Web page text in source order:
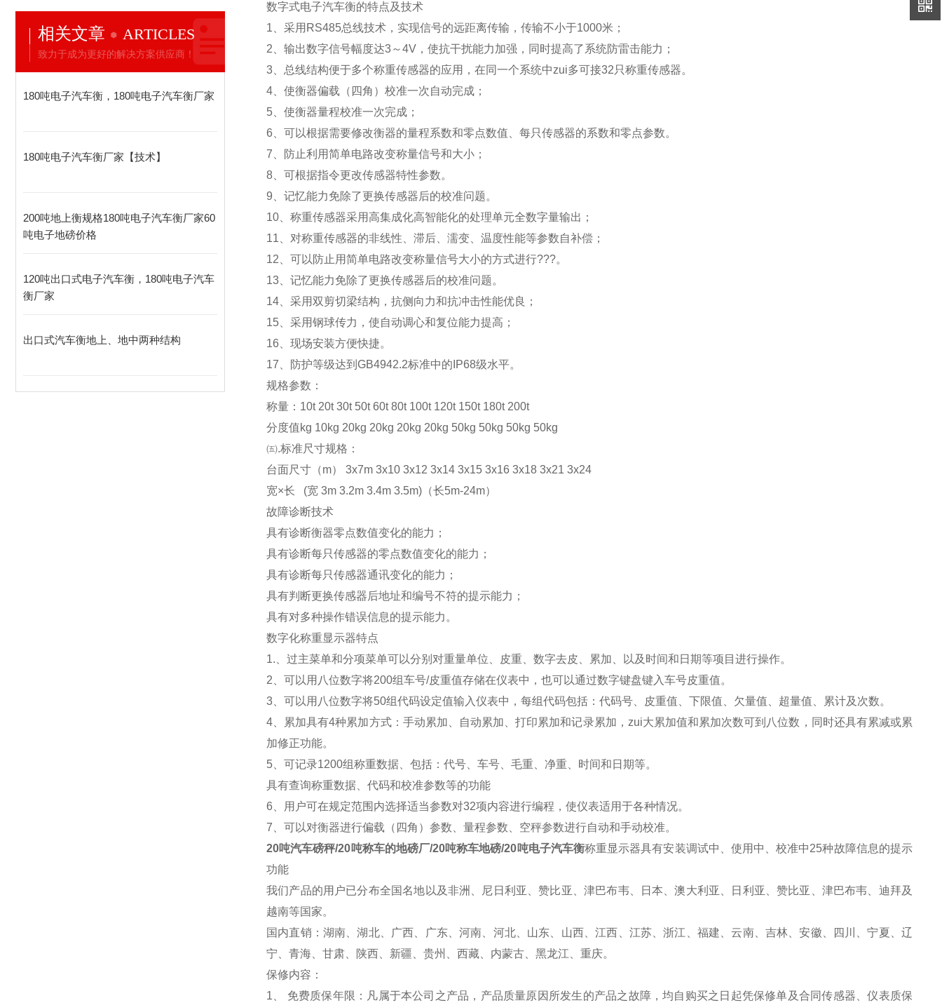
相关文章 ARTICLES
致力于成为更好的解决方案供应商！
180吨电子汽车衡，180吨电子汽车衡厂家
180吨电子汽车衡厂家【技术】
200吨地上衡规格180吨电子汽车衡厂家60
吨电子地磅价格
120吨出口式电子汽车衡，180吨电子汽车
衡厂家
出口式汽车衡地上、地中两种结构
数字式电子汽车衡的特点及技术
1 、采用RS485总线技术，实现信号的远距离传输，传输不小于1000米；
2 、输出数字信号幅度达3～4V，使抗干扰能力加强，同时提高了系统防雷击能力；
3 、总线结构便于多个称重传感器的应用，在同一个系统中zui多可接32只称重传感器。
4 、使衡器偏载（四角）校准一次自动完成；
5 、使衡器量程校准一次完成；
6 、可以根据需要修改衡器的量程系数和零点数值、每只传感器的系数和零点参数。
7 、防止利用简单电路改变称量信号和大小；
8 、可根据指令更改传感器特性参数。
9 、记忆能力免除了更换传感器后的校准问题。
10 、称重传感器采用高集成化高智能化的处理单元全数字量输出；
11 、对称重传感器的非线性、滞后、濡变、温度性能等参数自补偿；
12 、可以防止用简单电路改变称量信号大小的方式进行???。
13 、记忆能力免除了更换传感器后的校准问题。
14 、采用双剪切梁结构，抗侧向力和抗冲击性能优良；
15 、采用钢球传力，使自动调心和复位能力提高；
16 、现场安装方便快捷。
17 、防护等级达到GB4942.2标准中的IP68级水平。
规格参数：
称量：10t 20t 30t 50t 60t 80t 100t 120t 150t 180t 200t
分度值kg 10kg 20kg 20kg 20kg 20kg 50kg 50kg 50kg 50kg
㈤.标准尺寸规格：
台面尺寸（m） 3x7m 3x10 3x12 3x14 3x15 3x16 3x18 3x21 3x24
宽×长 (宽 3m 3.2m 3.4m 3.5m)（长5m-24m）
故障诊断技术
具有诊断衡器零点数值变化的能力；
具有诊断每只传感器的零点数值变化的能力；
具有诊断每只传感器通讯变化的能力；
具有判断更换传感器后地址和编号不符的提示能力；
具有对多种操作错误信息的提示能力。
数字化称重显示器特点
1. 、过主菜单和分项菜单可以分别对重量单位、皮重、数字去皮、累加、以及时间和日期等项目进行操作。
2 、可以用八位数字将200组车号/皮重值存储在仪表中，也可以通过数字键盘键入车号皮重值。
3 、可以用八位数字将50组代码设定值输入仪表中，每组代码包括：代码号、皮重值、下限值、欠量值、超量值、累计及次数。
4 、累加具有4种累加方式：手动累加、自动累加、打印累加和记录累加，zui大累加值和累加次数可到八位数，同时还具有累减或累
加修正功能。
5 、可记录1200组称重数据、包括：代号、车号、毛重、净重、时间和日期等。
具有查询称重数据、代码和校准参数等的功能
6 、用户可在规定范围内选择适当参数对32项内容进行编程，使仪表适用于各种情况。
7 、可以对衡器进行偏载（四角）参数、量程参数、空秤参数进行自动和手动校准。
20吨汽车磅秤/20吨称车的地磅厂/20吨称车地磅/20吨电子汽车衡称重显示器具有安装调试中、使用中、校准中25种故障信息的提示
功能
我们产品的用户已分布全国名地以及非洲、尼日利亚、赞比亚、津巴布韦、日本、澳大利亚、日利亚、赞比亚、津巴布韦、迪拜及
越南等国家。
国内直销：湖南、湖北、广西、广东、河南、河北、山东、山西、江西、江苏、浙江、福建、云南、吉林、安徽、四川、宁夏、辽
宁、青海、甘肃、陕西、新疆、贵州、西藏、内蒙古、黑龙江、重庆。
保修内容：
1 、 免费质保年限：凡属于本公司之产品，产品质量原因所发生的产品之故障，均自购买之日起凭保修单及合同传感器、仪表质保